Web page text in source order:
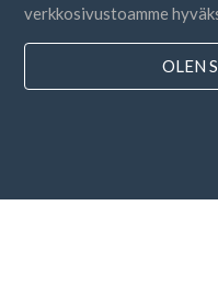
verkkosivustoamme
OLEN